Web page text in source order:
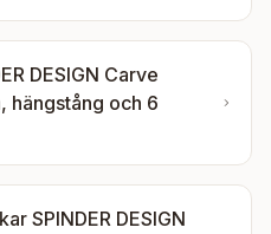
DESIGN Carve
hängstång och 6
SPINDER DESIGN